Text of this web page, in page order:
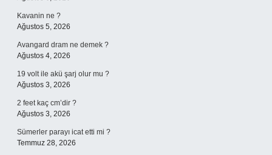
Kavanin ne ?
Ağustos 5, 2026
Avangard dram ne demek ?
Ağustos 4, 2026
19 volt ile akü şarj olur mu ?
Ağustos 3, 2026
2 feet kaç cm’dir ?
Ağustos 3, 2026
Sümerler parayı icat etti mi ?
Temmuz 28, 2026